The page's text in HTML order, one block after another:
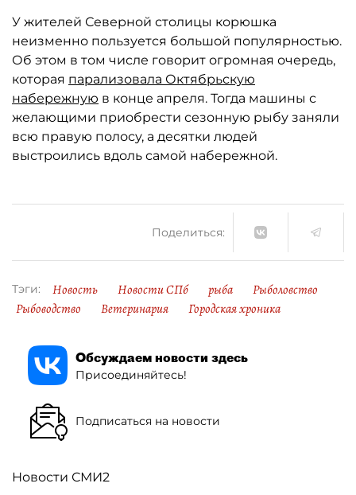
У жителей Северной столицы корюшка
неизменно пользуется большой популярностью.
Об этом в том числе говорит огромная очередь,
которая парализовала Октябрьскую
набережную в конце апреля. Тогда машины с
желающими приобрести сезонную рыбу заняли
всю правую полосу, а десятки людей
выстроились вдоль самой набережной.
Поделиться:
Тэги: Новость Новости СПб рыба
Рыболовство
Рыбоводство
Ветеринария Городская хроника
Обсуждаем новости здесь
Присоединяйтесь!
Подписаться на новости
Новости СМИ2